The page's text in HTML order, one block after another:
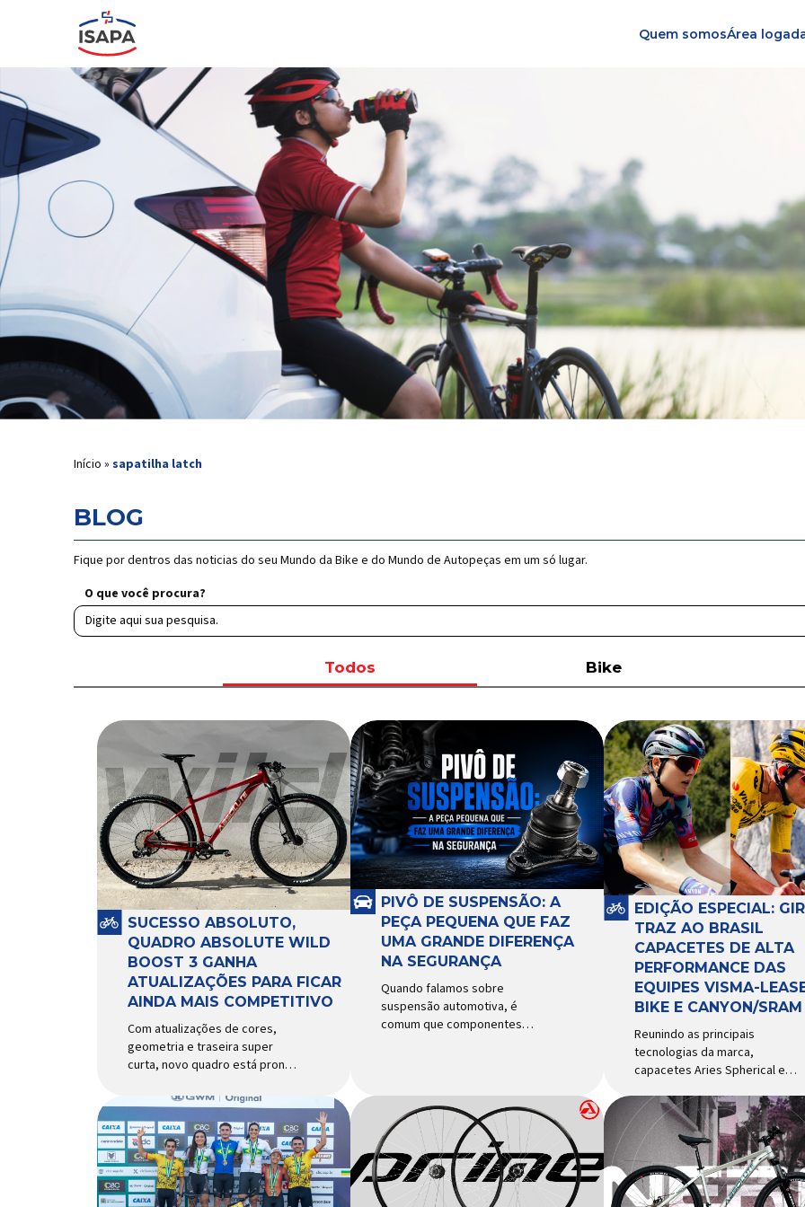
Quem somosÁrea
Início » sapatilha latch
BLOG
Fique por dentros das noticias do seu Mundo da Bike e do Mundo de Autopeças em um só lugar.
O que você procura?
Todos Bike
SUCESSO ABSOLUTO,
QUADRO ABSOLUTE WILD
BOOST 3 GANHA
ATUALIZAÇÕES PARA FICAR
AINDA MAIS COMPETITIVO
Com atualizações de cores,
geometria e traseira super
curta, novo quadro está pronto
modelos muito mais caros e
avançados Apresentado há
alguns anos, o quadro Wild
Boost se transformou em um
dos modelos aro 29” de maior
sucesso da Absolute. Indicado
PIVÔ DE SUSPENSÃO: A
PEÇA PEQUENA QUE FAZ
UMA GRANDE DIFERENÇA
NA SEGURANÇA
Quando falamos sobre
suspensão automotiva, é
comum que componentes
pequena que desempenha um
papel fundamental na
segurança e no
comportamento do veículo: o
pivô de suspensão.
Responsável por conectar
EDIÇÃO ESPECIAL:
TRAZ AO BRASIL
CAPACETES DE ALTA
PERFORMANCE DAS
EQUIPES VISMA-
BIKE E CANYON/SRAM
Reunindo as principais
tecnologias da marca,
capacetes Aries Spherical e
ao país com a pintura oficial
utilizada por equipes do World
Tour Patrocinadora de algumas
das principais equipes de
ciclismo do mundo, a Giro é
uma das marcas de capacetes